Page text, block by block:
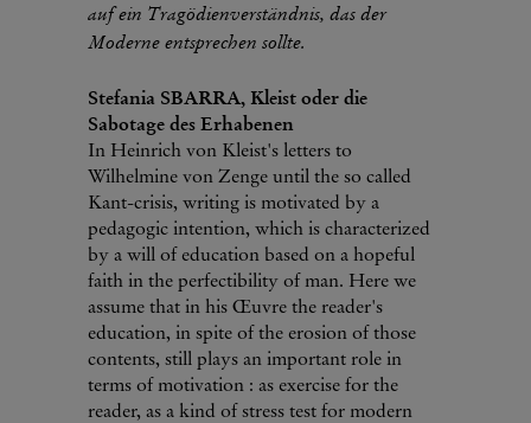
auf ein Tragödienverständnis, das der
Moderne entsprechen sollte.
Stefania SBARRA, Kleist oder die
Sabotage des Erhabenen
In Heinrich von Kleist's letters to
Wilhelmine von Zenge until the so called
Kant-crisis, writing is motivated by a
pedagogic intention, which is characterized
by a will of education based on a hopeful
faith in the perfectibility of man. Here we
assume that in his Œuvre the reader's
education, in spite of the erosion of those
contents, still plays an important role in
terms of motivation : as exercise for the
reader, as a kind of stress test for modern